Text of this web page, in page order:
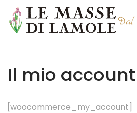
Il mio account
[woocommerce_my_account]